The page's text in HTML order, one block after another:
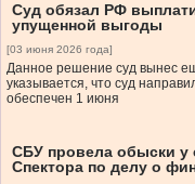
Суд обязал РФ
упущенной выгоды
[03 июня 2026 года]
Данное решение суд вынес
указывается, что суд
обеспечен 1 июня
СБУ провела обыски у
Спектора по делу о